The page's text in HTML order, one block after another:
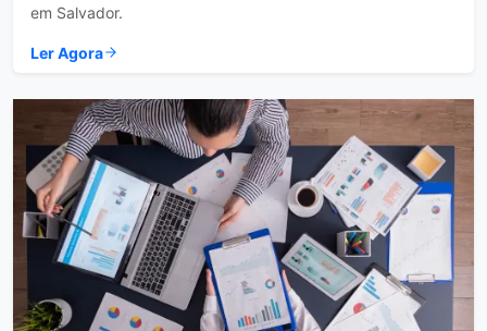
em Salvador.
Ler Agora